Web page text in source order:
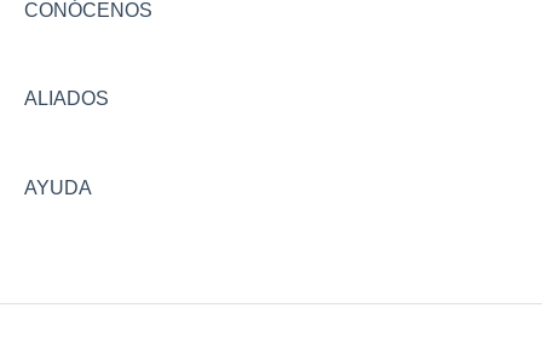
Viajes
Facturas y convenios
Asistencias
Configuraciones y seguridad
CONÓCENOS
ALIADOS
AYUDA